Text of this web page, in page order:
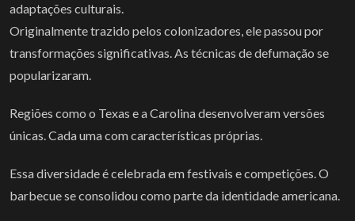
adaptações culturais.
Originalmente trazido pelos colonizadores, ele passou por
transformações significativas. As técnicas de defumação se
popularizaram.
Regiões como o Texas e a Carolina desenvolveram versões
únicas. Cada uma com características próprias.
Essa diversidade é celebrada em festivais e competições. O
barbecue se consolidou como parte da identidade americana.